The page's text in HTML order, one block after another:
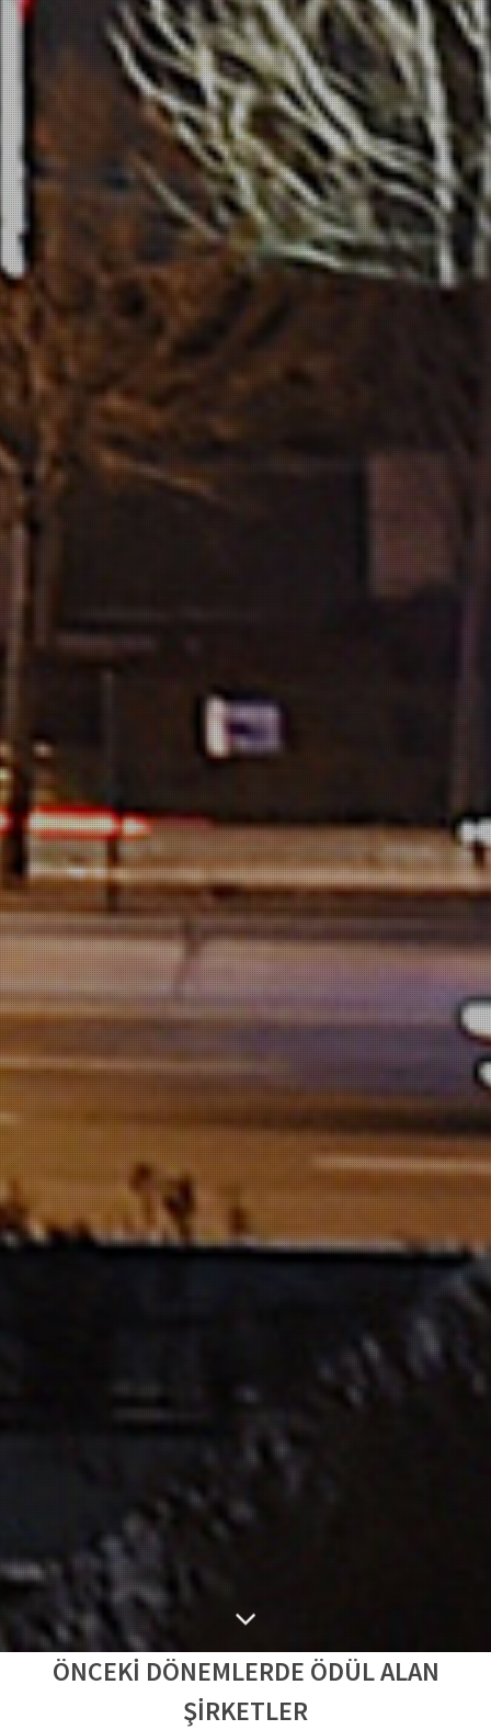
ÖNCEKİ DÖNEMLERDE ÖDÜL ALAN
ŞİRKETLER